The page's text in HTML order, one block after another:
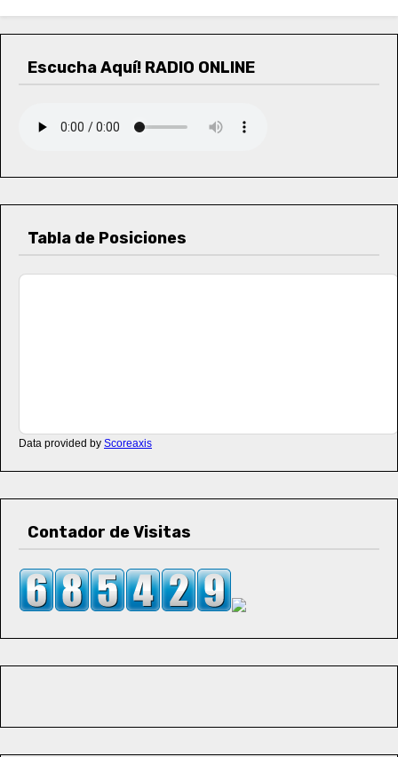
Escucha Aquí! RADIO ONLINE
Tabla de Posiciones
Data provided by Scoreaxis
Contador de Visitas